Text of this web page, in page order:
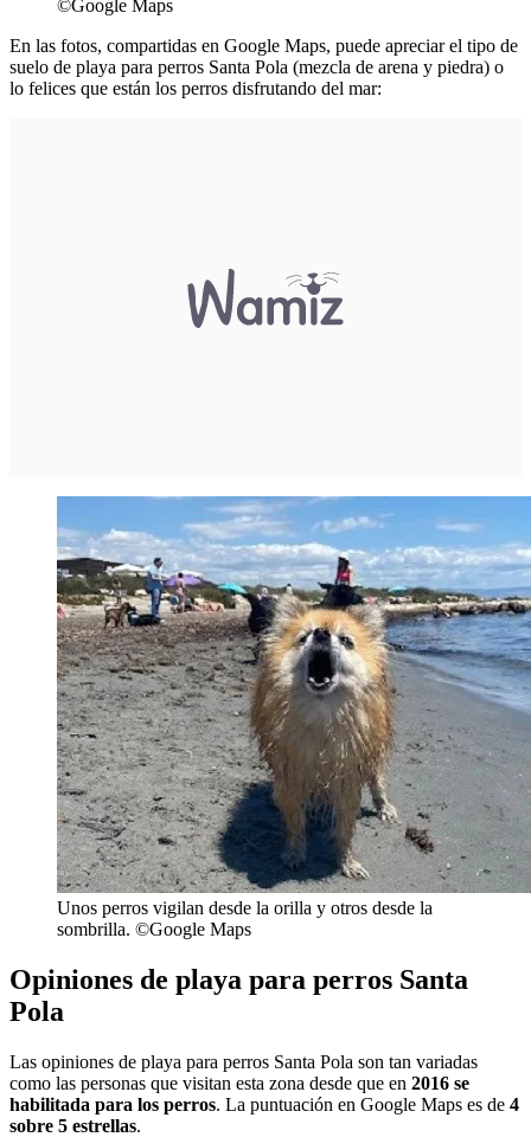
©Google Maps
En las fotos, compartidas en Google Maps, puede apreciar el tipo de
suelo de playa para perros Santa Pola (mezcla de arena y piedra) o
lo felices que están los perros disfrutando del mar:
Unos perros vigilan desde la orilla y otros desde la
sombrilla. ©Google Maps
Opiniones de playa para perros Santa
Pola
Las opiniones de playa para perros Santa Pola son tan variadas
como las personas que visitan esta zona desde que en 2016 se
habilitada para los perros. La puntuación en Google Maps es de 4
sobre 5 estrellas.